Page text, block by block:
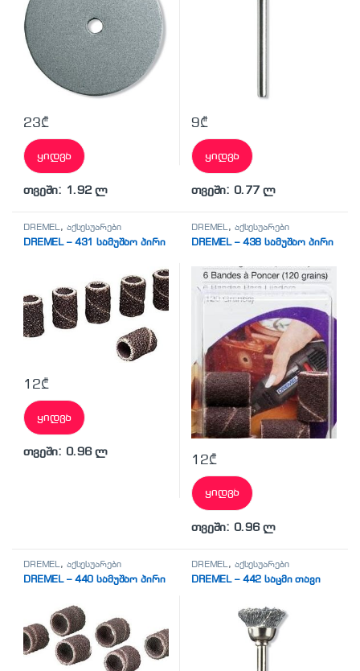
23₾
ყიდვა
თვეში: 1.92 ლ
9₾
ყიდვა
თვეში: 0.77 ლ
DREMEL, აქსესუარები
DREMEL – 431 სამუშაო პირი
12₾
ყიდვა
თვეში: 0.96 ლ
DREMEL, აქსესუარები
DREMEL – 438 სამუშაო პირი
12₾
ყიდვა
თვეში: 0.96 ლ
DREMEL, აქსესუარები
DREMEL – 440 სამუშაო პირი
DREMEL, აქსესუარები
DREMEL – 442 საცმი თავი